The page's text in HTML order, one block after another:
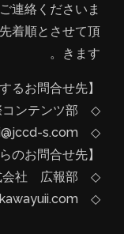
連絡くださいま
着順とさせて頂
きます。
【本事業・事業提携に関するお問合せ先】
◇ JCCD Studio 国際コンテンツ部
◇ Email: Hi@jccd-s.com
【本件に関する報道関係者からのお問合せ先】
◇ 華和結ホールディングス株式会社 広報部
◇ メールアドレス：press@kawayuii.com